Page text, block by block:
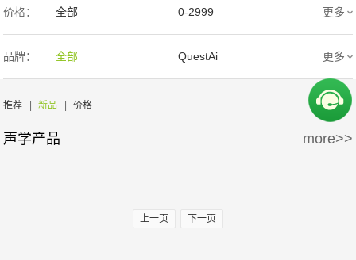
专业扩声音箱 幕布产品
声学产品 智能产品
周边产品
价格： 全部 0-2999
3000-9999 1万-5万
5万-15万
30万-50万
更多
品牌： 全部 QuestAi 更多
推荐 | 新品 | 价格
声学产品 more>>
上一页 下一页